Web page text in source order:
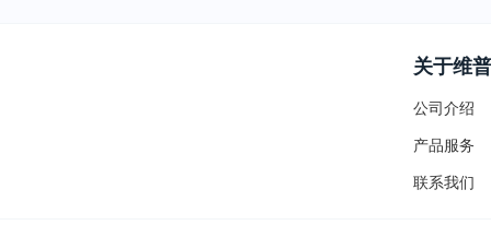
关于维普
公司介绍
产品服务
联系我们